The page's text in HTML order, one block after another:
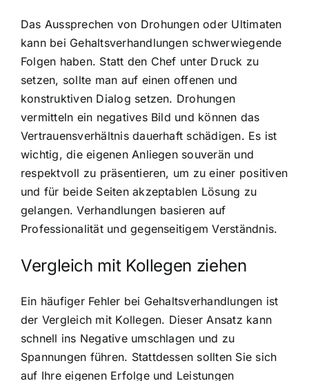
Das Aussprechen von Drohungen oder Ultimaten
kann bei Gehaltsverhandlungen schwerwiegende
Folgen haben. Statt den Chef unter Druck zu
setzen, sollte man auf einen offenen und
konstruktiven Dialog setzen. Drohungen
vermitteln ein negatives Bild und können das
Vertrauensverhältnis dauerhaft schädigen. Es ist
wichtig, die eigenen Anliegen souverän und
respektvoll zu präsentieren, um zu einer positiven
und für beide Seiten akzeptablen Lösung zu
gelangen. Verhandlungen basieren auf
Professionalität und gegenseitigem Verständnis.
Vergleich mit Kollegen ziehen
Ein häufiger Fehler bei Gehaltsverhandlungen ist
der Vergleich mit Kollegen. Dieser Ansatz kann
schnell ins Negative umschlagen und zu
Spannungen führen. Stattdessen sollten Sie sich
auf Ihre eigenen Erfolge und Leistungen